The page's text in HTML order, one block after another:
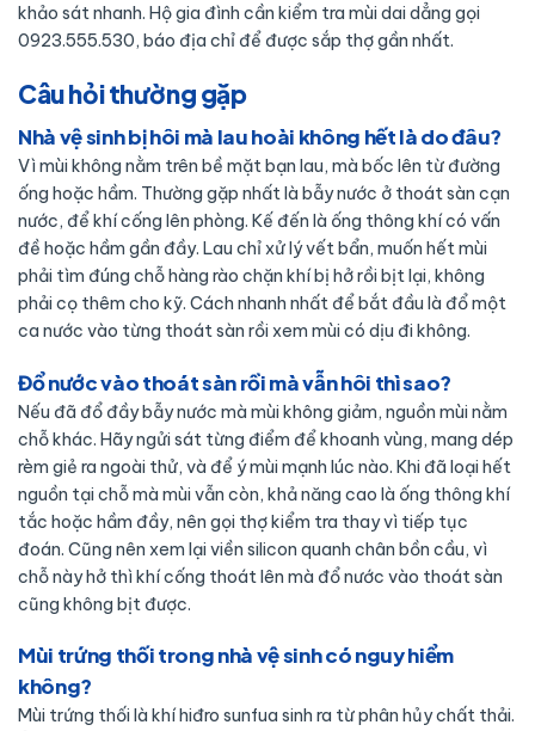
khảo sát nhanh. Hộ gia đình cần kiểm tra mùi dai dẳng gọi
0923.555.530, báo địa chỉ để được sắp thợ gần nhất.
Câu hỏi thường gặp
Nhà vệ sinh bị hôi mà lau hoài không hết là do đâu?
Vì mùi không nằm trên bề mặt bạn lau, mà bốc lên từ đường
ống hoặc hầm. Thường gặp nhất là bẫy nước ở thoát sàn cạn
nước, để khí cống lên phòng. Kế đến là ống thông khí có vấn
đề hoặc hầm gần đầy. Lau chỉ xử lý vết bẩn, muốn hết mùi
phải tìm đúng chỗ hàng rào chặn khí bị hở rồi bịt lại, không
phải cọ thêm cho kỹ. Cách nhanh nhất để bắt đầu là đổ một
ca nước vào từng thoát sàn rồi xem mùi có dịu đi không.
Đổ nước vào thoát sàn rồi mà vẫn hôi thì sao?
Nếu đã đổ đầy bẫy nước mà mùi không giảm, nguồn mùi nằm
chỗ khác. Hãy ngửi sát từng điểm để khoanh vùng, mang dép
rèm giẻ ra ngoài thử, và để ý mùi mạnh lúc nào. Khi đã loại hết
nguồn tại chỗ mà mùi vẫn còn, khả năng cao là ống thông khí
tắc hoặc hầm đầy, nên gọi thợ kiểm tra thay vì tiếp tục
đoán. Cũng nên xem lại viền silicon quanh chân bồn cầu, vì
chỗ này hở thì khí cống thoát lên mà đổ nước vào thoát sàn
cũng không bịt được.
Mùi trứng thối trong nhà vệ sinh có nguy hiểm
không?
Mùi trứng thối là khí hiđro sunfua sinh ra từ phân hủy chất thải.